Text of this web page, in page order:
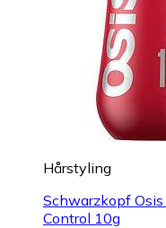
Hårstyling
Schwarzkopf
Control 10g